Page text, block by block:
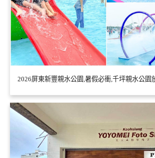
2026屏東新豐親水公園,暑假必衝,千坪親水公園